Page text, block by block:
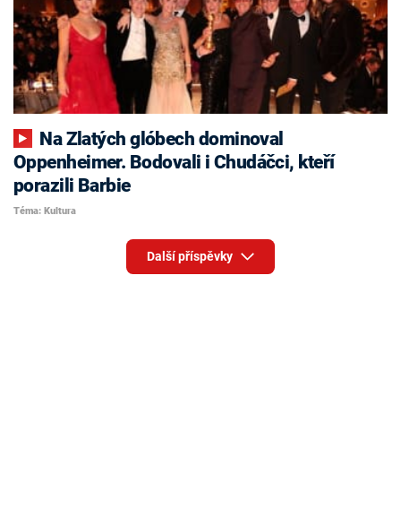
Oppenheimer. Bodovali i Chudáčci, kteří
porazili Barbie
Téma: Kultura
Další příspěvky